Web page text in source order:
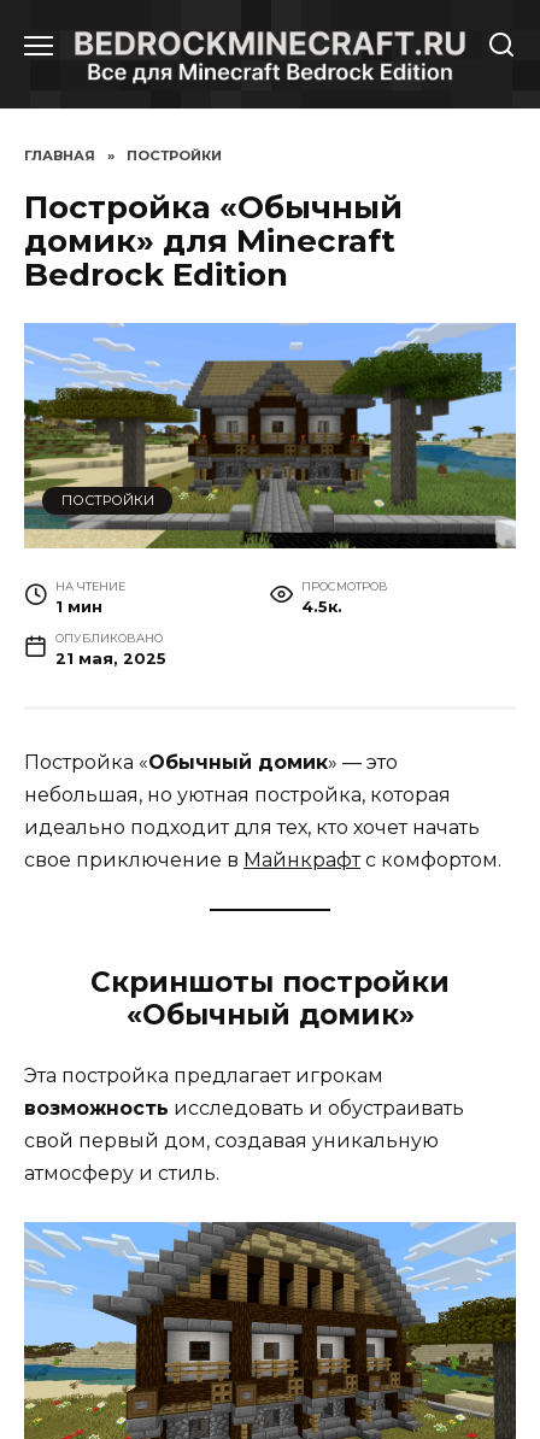
содержанию
ГЛАВНАЯ » ПОСТРОЙКИ
Постройка «Обычный
домик» для Minecraft
Bedrock Edition
ПОСТРОЙКИ
НА ЧТЕНИЕ
1 мин
ПРОСМОТРОВ
4.5к.
ОПУБЛИКОВАНО
21 мая, 2025
Постройка «Обычный домик» — это
небольшая, но уютная постройка, которая
идеально подходит для тех, кто хочет начать
свое приключение в Майнкрафтс комфортом.
Скриншоты постройки
«Обычный домик»
Эта постройка предлагает игрокам
возможность исследовать и обустраивать
свой первый дом, создавая уникальную
атмосферу и стиль.